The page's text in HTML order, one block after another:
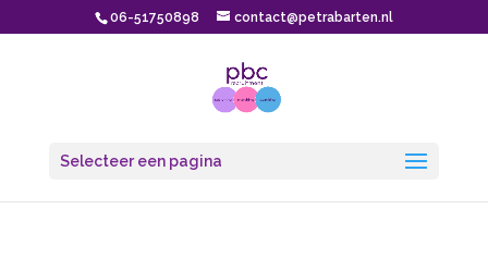
06-51750898 contact@petrabarten.nl
Selecteer een pagina